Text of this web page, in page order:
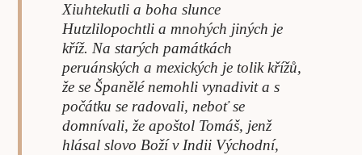
Xiuhtekutli a boha slunce
Hutzlilopochtli a mnohých jiných je
kříž. Na starých památkách
peruánských a mexických je tolik křížů,
že se Španělé nemohli vynadivit a s
počátku se radovali, neboť se
domnívali, že apoštol Tomáš, jenž
hlásal slovo Boží v Indii Východní,